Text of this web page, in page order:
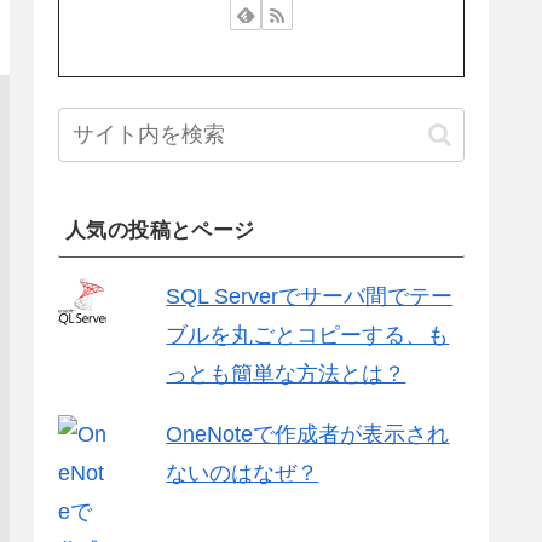
人気の投稿とページ
SQL Serverでサーバ間でテー
ブルを丸ごとコピーする、も
っとも簡単な方法とは？
OneNoteで作成者が表示され
ないのはなぜ？